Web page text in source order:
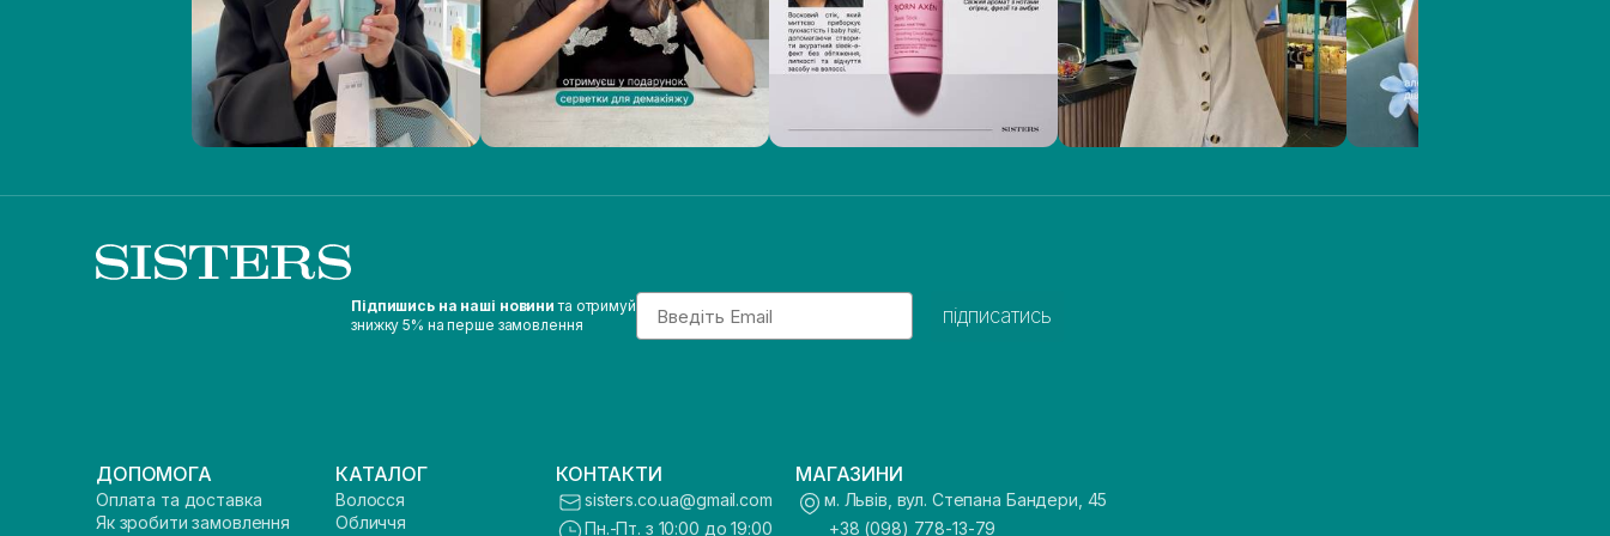
Підпишись на наші новини та отримуй
знижку 5% на перше замовлення
Email
підписатись
ДОПОМОГА
Оплата та доставка
Як зробити замовлення
КАТАЛОГ
Волосся
Обличчя
КОНТАКТИ
sisters.co.ua@gmail.com
Пн.-Пт. з 10:00 до 19:00
МАГАЗИНИ
м. Львів, вул. Степана Бандери, 45
+38 (098) 778-13-79